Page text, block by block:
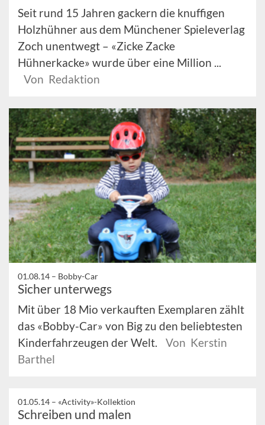
Seit rund 15 Jahren gackern die knuffigen
Holzhühner aus dem Münchener Spieleverlag
Zoch unentwegt – «Zicke Zacke
Hühnerkacke» wurde über eine Million ...
Von Redaktion
01.08.14 – Bobby-Car
Sicher unterwegs
Mit über 18 Mio verkauften Exemplaren zählt
das «Bobby-Car» von Big zu den beliebtesten
Kinderfahrzeugen der Welt.
Von Kerstin
Barthel
01.05.14 – «Activity»-Kollektion
Schreiben und malen